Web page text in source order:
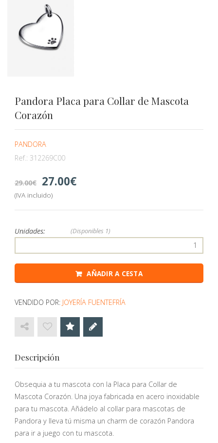
Pandora Placa para Collar de Mascota
Corazón
PANDORA
Ref.: 312269C00
29.00 27.00
(IVA incluido)
Unidades: (Disponibles 1)
AÑADIR A CESTA
VENDIDO POR: JOYERÍA FUENTEFRÍA
Descripción
Obsequia a tu mascota con la Placa para Collar de
Mascota Corazón. Una joya fabricada en acero inoxidable
para tu mascota. Añádelo al collar para mascotas de
Pandora y lleva tú misma un charm de corazón Pandora
para ir a juego con tu mascota.